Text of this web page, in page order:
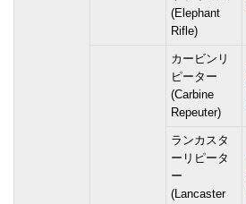
(Elephant
Rifle)
カービンリ
ピーター
(Carbine
Repeuter)
ランカスタ
ーリピータ
ー
(Lancaster